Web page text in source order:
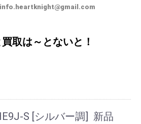
買取は～とないと！
S [シルバー調] 新品